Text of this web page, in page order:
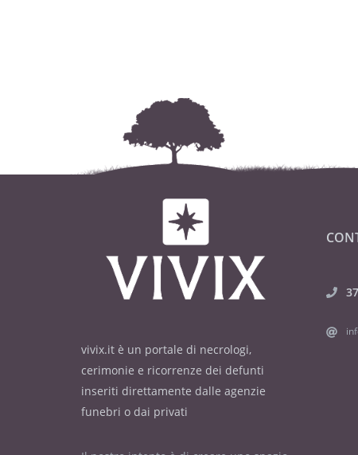
vivix.it è un portale di necrologi,
cerimonie e ricorrenze dei defunti
inseriti direttamente dalle agenzie
funebri o dai privati